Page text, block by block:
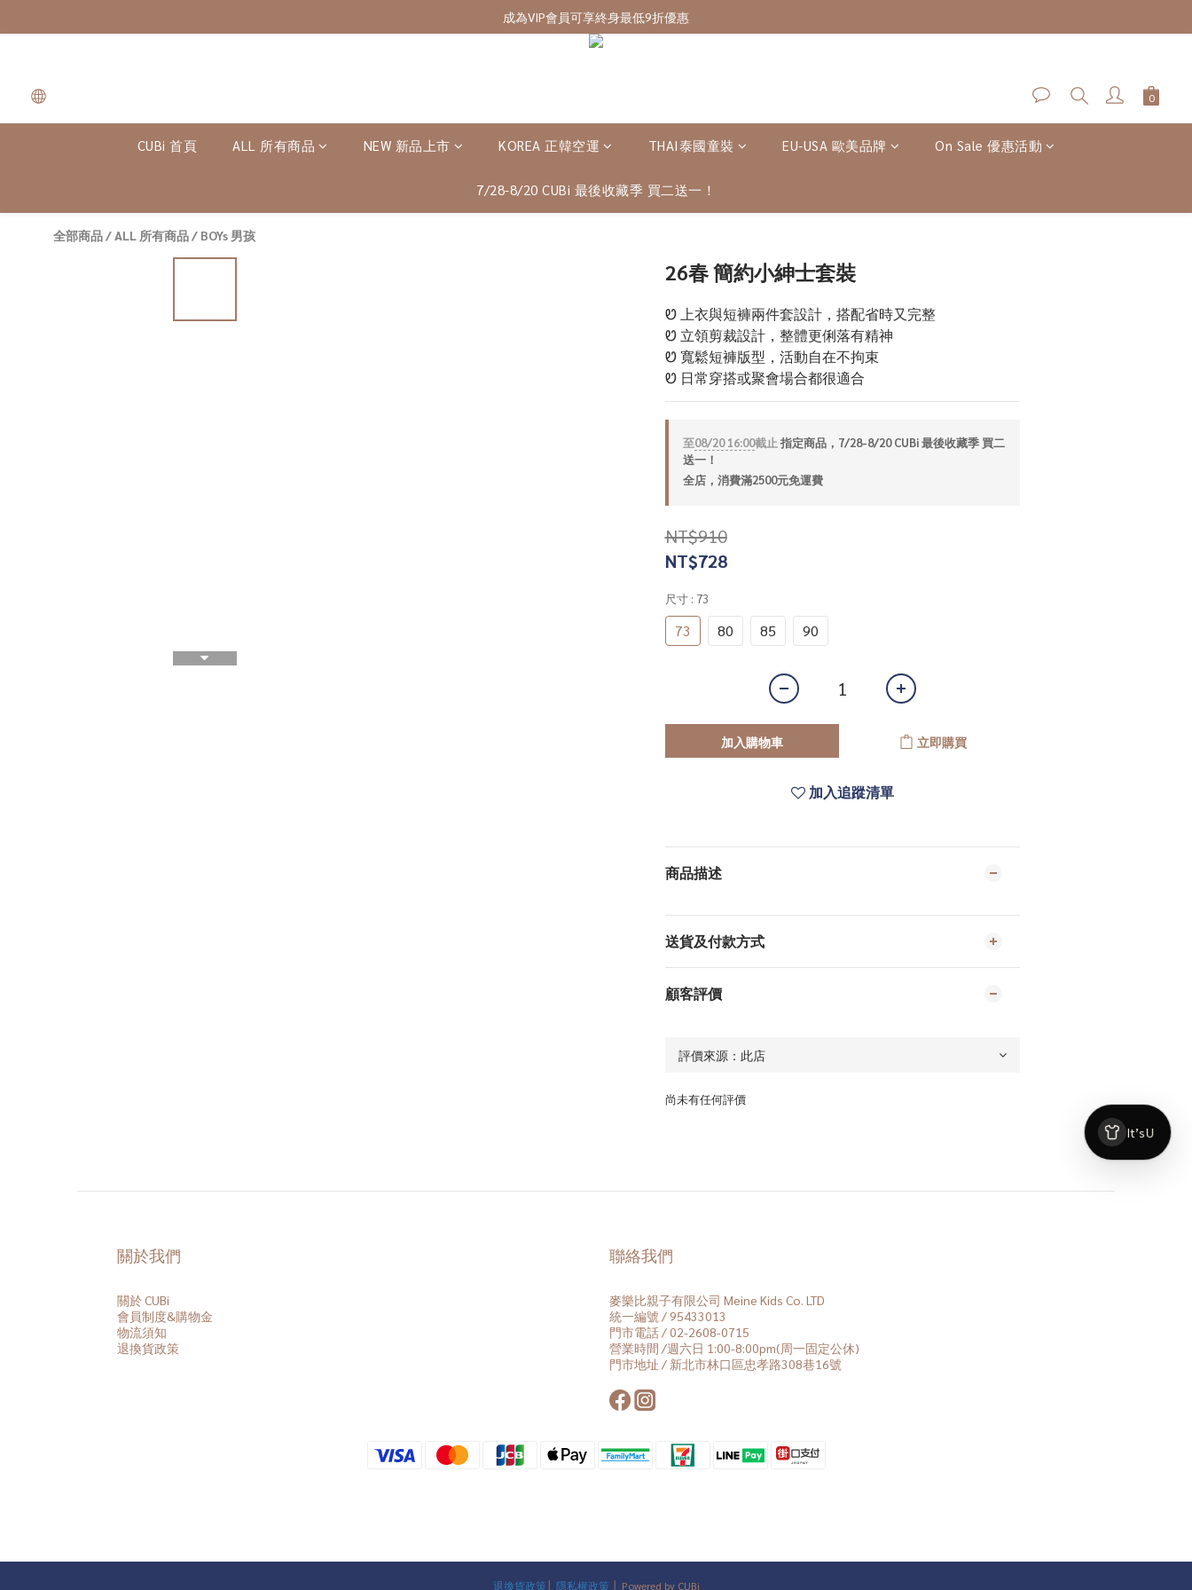
7/28-8/20 CUBi 收藏季全館買二送一
成為VIP會員可享終身最低9折優惠
7/28-8/20 CUBi 收藏季全館買二送一
CUBi 首頁 ALL 所有商品 NEW 新品上市 KOREA 正韓空運 THAI泰國童裝 EU-USA 歐美品牌 On Sale 優惠活動
7/28-8/20 CUBi 最後收藏季 買二送一！
全部商品/ALL 所有商品/ BOYs 男孩
26春 簡約小紳士套裝
Ꮼ 上衣與短褲兩件套設計，搭配省時又完整
Ꮼ 立領剪裁設計，整體更俐落有精神
Ꮼ 寬鬆短褲版型，活動自在不拘束
Ꮼ 日常穿搭或聚會場合都很適合
至08/20 16:00截止 指定商品，7/28-8/20 CUBi 最後收藏季 買二
送一！
全店，消費滿2500元免運費
NT$910
NT$728
尺寸 : 73
73 80 85 90
加入購物車 立即購買
加入追蹤清單
商品描述
送貨及付款方式
顧客評價
尚未有任何評價
關於我們
關於 CUBi
會員制度&購物金
物流須知
退換貨政策
聯絡我們
麥樂比親子有限公司 Meine Kids Co. LTD
統一編號 / 95433013
門市電話 / 02-2608-0715
營業時間 /週六日 1:00-8:00pm(周一固定公休)
門市地址 / 新北市林口區忠孝路308巷16號
退換貨政策 隱私權政策 │ Powered by CUBi